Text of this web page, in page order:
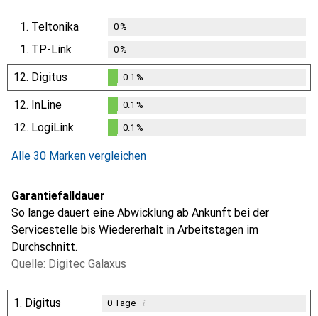
1. Teltonika 0%
1. TP-Link 0%
12. Digitus
0.1%
0.1 %
12. InLine
%
0.1 %
12. LogiLink 0.1 %
Alle 30 Marken vergleichen
Garantiefalldauer
So lange dauert eine Abwicklung ab Ankunft bei der
Servicestelle bis Wiedererhalt in Arbeitstagen im
Durchschnitt.
Quelle: Digitec Galaxus
1. Digitus 0Tage i